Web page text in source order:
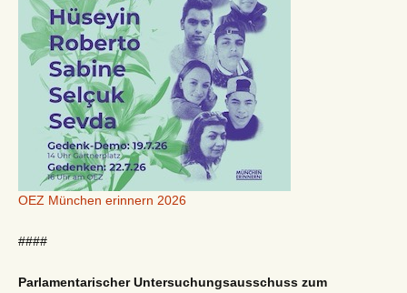
OEZ München erinnern 2026
####
Parlamentarischer Untersuchungsausschuss zum